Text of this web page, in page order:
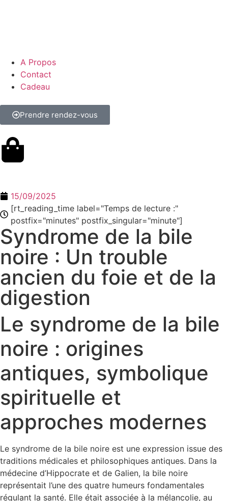
A Propos
Contact
Cadeau
Prendre rendez-vous
15/09/2025
[rt_reading_time label="Temps de lecture :"
postfix="minutes" postfix_singular="minute"]
Syndrome de la bile
noire : Un trouble
ancien du foie et de la
digestion
Le syndrome de la bile
noire : origines
antiques, symbolique
spirituelle et
approches modernes
Le syndrome de la bile noire est une expression issue des
traditions médicales et philosophiques antiques. Dans la
médecine d’Hippocrate et de Galien, la bile noire
représentait l’une des quatre humeurs fondamentales
régulant la santé. Elle était associée à la mélancolie, au